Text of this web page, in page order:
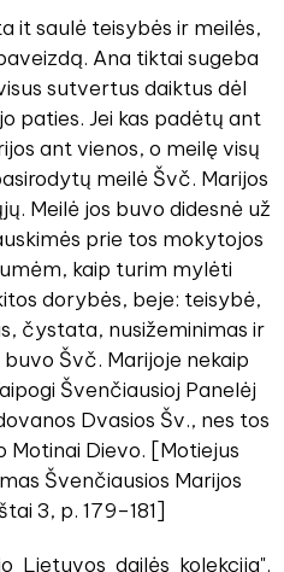
it saulė teisybės ir meilės,
Ana tiktai sugeba
sutvertus daiktus dėl
paties. Jei kas padėtų ant
ant vienos, o meilę visų
meilė Švč. Marijos
Meilė jos buvo didesnė už
prie tos mokytojos
kaip turim mylėti
dorybės, beje: teisybė,
čystata, nusižeminimas ir
Švč. Marijoje nekaip
Švenčiausioj Panelėj
Dvasios Šv., nes tos
Motinai Dievo. [Motiejus
Švenčiausios Marijos
3, p. 179–181]
Lietuvos dailės kolekcija".